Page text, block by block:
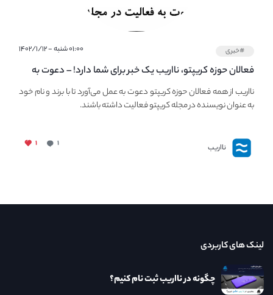
#خبری ۰۱:۰۰ شنبه - ۱۴۰۲/۱/۱۲
فعالان حوزه کریپتو، نااریب یک خبر برای شما دارد! – دعوت به
فعالیت در مجله کریپتو
نااریب از همه فعالان حوزه کریپتو دعوت به عمل می‌آورد تا با برند و نام خود
به عنوان نویسنده در مجله کریپتو فعالیت داشته باشند.
نااریب ۱ ۱
لینک های کاربردی
چگونه در نااریب ثبت نام کنیم؟